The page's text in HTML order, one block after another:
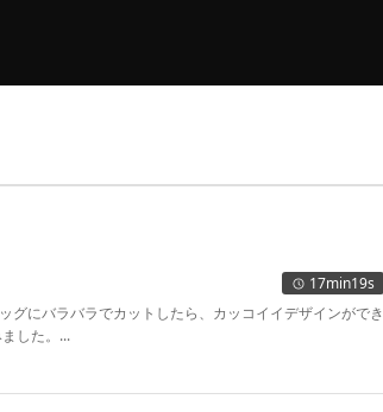
17min19s
グにバラバラでカットしたら、カッコイイデザインができ
した。...